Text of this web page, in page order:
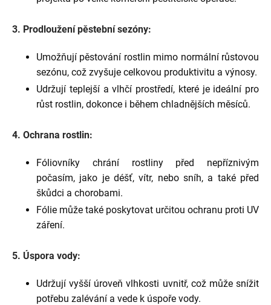
3. Prodloužení pěstební sezóny:
Umožňují pěstování rostlin mimo normální růstovou
sezónu, což zvyšuje celkovou produktivitu a výnosy.
Udržují teplejší a vlhčí prostředí, které je ideální pro
růst rostlin, dokonce i během chladnějších měsíců.
4. Ochrana rostlin:
Fóliovníky chrání rostliny před nepříznivým
počasím, jako je déšť, vítr, nebo sníh, a také před
škůdci a chorobami.
Fólie může také poskytovat určitou ochranu proti UV
záření.
5. Úspora vody:
Udržují vyšší úroveň vlhkosti uvnitř, což může snížit
potřebu zalévání a vede k úspoře vody.